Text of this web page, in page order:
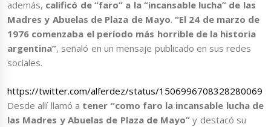
además, calificó de “faro” a la “incansable lucha” de las
Madres y Abuelas de Plaza de Mayo.“El 24 de marzo de
1976 comenzaba el período más horrible de la historia
argentina”, señaló en un mensaje publicado en sus redes
sociales.
https://twitter.com/alferdez/status/1506996708328280069
Desde allí llamó a tener “como faro la incansable lucha de
las Madres y Abuelas de Plaza de Mayo” y destacó su